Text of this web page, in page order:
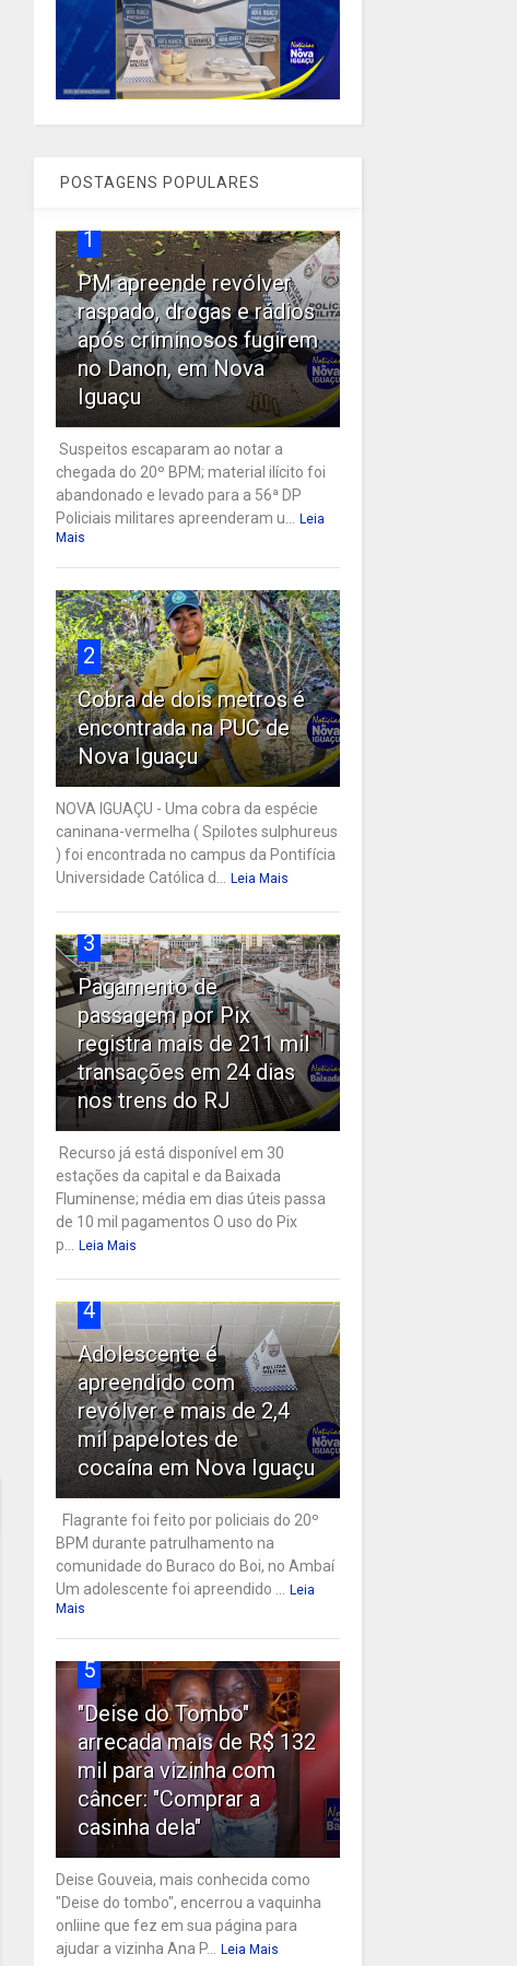
POSTAGENS POPULARES
1
PM apreende revólver
raspado, drogas e rádios
após criminosos fugirem
no Danon, em Nova
Iguaçu
Suspeitos escaparam ao notar a
chegada do 20º BPM; material ilícito foi
abandonado e levado para a 56ª DP
Policiais militares apreenderam u...
Leia
Mais
2
Cobra de dois metros é
encontrada na PUC de
Nova Iguaçu
NOVA IGUAÇU - Uma cobra da espécie
caninana-vermelha ( Spilotes sulphureus
) foi encontrada no campus da Pontifícia
Universidade Católica d...
Leia Mais
3
Pagamento de
passagem por Pix
registra mais de 211 mil
transações em 24 dias
nos trens do RJ
Recurso já está disponível em 30
estações da capital e da Baixada
Fluminense; média em dias úteis passa
de 10 mil pagamentos O uso do Pix
p...
Leia Mais
4
Adolescente é
apreendido com
revólver e mais de 2,4
mil papelotes de
cocaína em Nova Iguaçu
Flagrante foi feito por policiais do 20º
BPM durante patrulhamento na
comunidade do Buraco do Boi, no Ambaí
Um adolescente foi apreendido ...
Leia
Mais
5
"Deise do Tombo"
arrecada mais de R$ 132
mil para vizinha com
câncer: "Comprar a
casinha dela"
Deise Gouveia, mais conhecida como
"Deise do tombo", encerrou a vaquinha
onliine que fez em sua página para
ajudar a vizinha Ana P...
Leia Mais